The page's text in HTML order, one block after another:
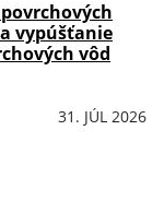
vypúšťanie
vôd
31. JÚL 2026